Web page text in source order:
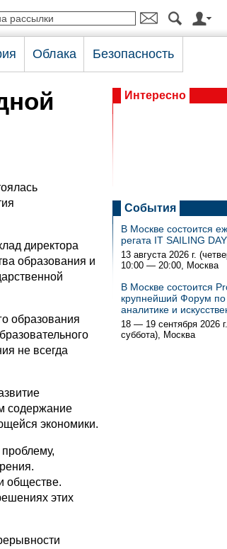
Облака Безопасность
директора
образования и
образования
не всегда
содержание
экономики.
обществе.
этих
Интересно
События
В Москве состоится
регата IT SAILING
13 августа 2026 г.
10:00 — 20:00, Москва
В Москве состоится
крупнейший Форум по
аналитике и
18 — 19 сентября 2026
суббота), Москва